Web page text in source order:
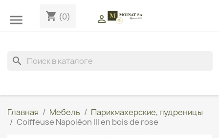
 shopping_cart (0) 
search
Главная Мебель
Парикмахерские, пудреницы
Coiffeuse Napoléon III en bois de rose